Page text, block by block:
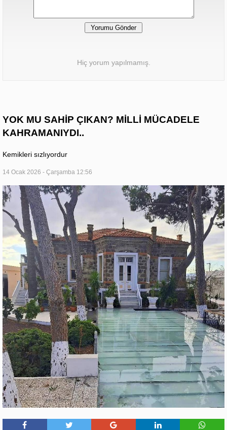
Hiç yorum yapılmamış.
YOK MU SAHİP ÇIKAN? MİLLİ MÜCADELE
KAHRAMANIYDI..
Kemikleri sızlıyordur
14 Ocak 2026 - Çarşamba 12:56